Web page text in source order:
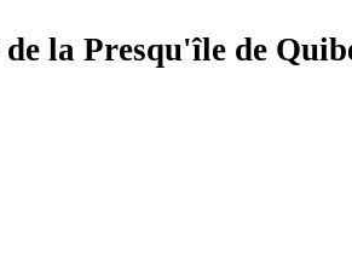
la Presqu'île de